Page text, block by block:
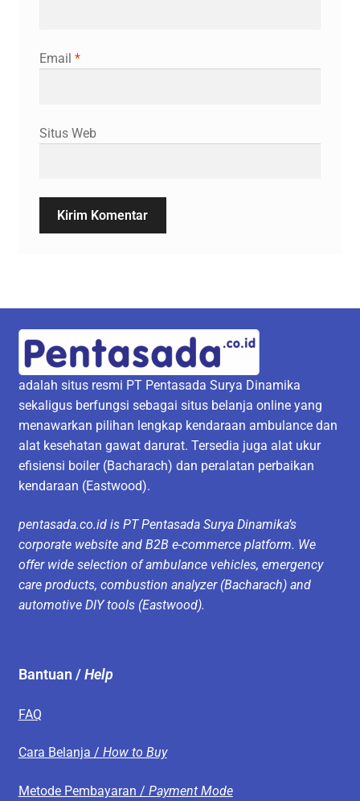
Email *
Situs Web
adalah situs resmi PT Pentasada Surya Dinamika
sekaligus berfungsi sebagai situs belanja online yang
menawarkan pilihan lengkap kendaraan ambulance dan
alat kesehatan gawat darurat. Tersedia juga alat ukur
efisiensi boiler (Bacharach) dan peralatan perbaikan
kendaraan (Eastwood).
pentasada.co.id is PT Pentasada Surya Dinamika’s
corporate website and B2B e-commerce platform. We
offer wide selection of ambulance vehicles, emergency
care products, combustion analyzer (Bacharach) and
automotive DIY tools (Eastwood).
Bantuan /Help
FAQ
Cara Belanja / How to Buy
Metode Pembayaran / Payment Mode